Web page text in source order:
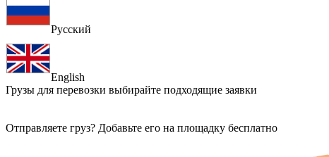
Русский
English
Грузы для перевозки выбирайте подходящие заявки
Отправляете груз? Добавьте его на площадку бесплатно